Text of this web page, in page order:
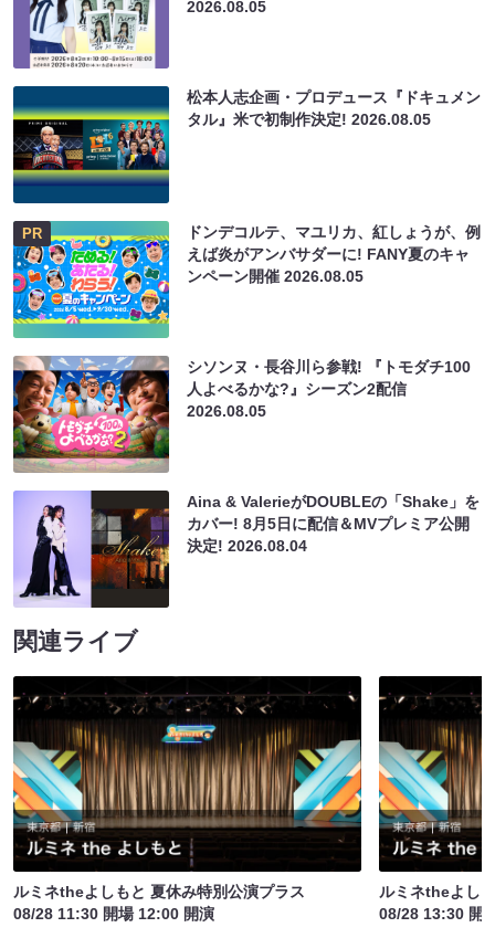
2026.08.05
松本人志企画・プロデュース『ドキュメン
タル』米で初制作決定!2026.08.05
PR
ドンデコルテ、マユリカ、紅しょうが、例
えば炎がアンバサダーに! FANY夏のキャ
ンペーン開催2026.08.05
シソンヌ・長谷川ら参戦! 『トモダチ100
人よべるかな?』シーズン2配信
2026.08.05
Aina & ValerieがDOUBLEの「Shake」を
カバー! 8月5日に配信＆MVプレミア公開
決定!2026.08.04
関連ライブ
ルミネtheよしもと 夏休み特別公演プラス
08/28 11:30 開場 12:00 開演
ルミネtheよし
08/28 13:30 開